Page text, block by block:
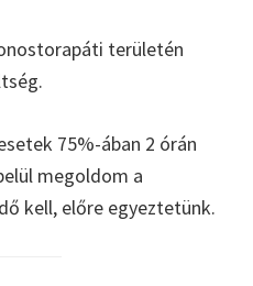
területén
75%-ában 2 órán
megoldom a
kell, előre egyeztetünk.